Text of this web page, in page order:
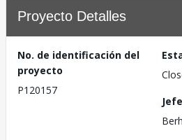
Proyecto Detalles
No. de identificación del
proyecto
P120157